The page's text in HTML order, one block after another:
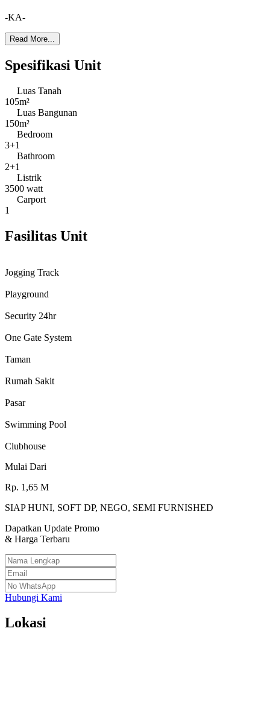
-KA-
Read More...
Spesifikasi Unit
Luas Tanah
105m²
Luas Bangunan
150m²
Bedroom
3+1
Bathroom
2+1
Listrik
3500 watt
Carport
1
Fasilitas Unit
Jogging Track
Playground
Security 24hr
One Gate System
Taman
Rumah Sakit
Pasar
Swimming Pool
Clubhouse
Mulai Dari
Rp. 1,65 M
SIAP HUNI, SOFT DP, NEGO, SEMI FURNISHED
Dapatkan Update Promo
& Harga Terbaru
Hubungi Kami
Lokasi